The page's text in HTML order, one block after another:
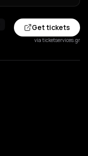
Get tickets
via ticketservices.gr